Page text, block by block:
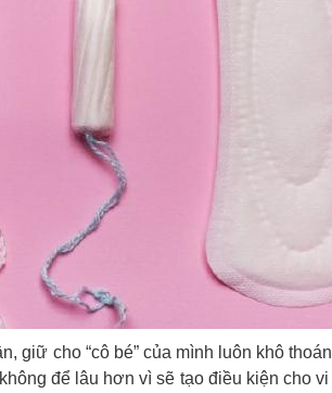
giữ cho “cô bé” của mình luôn khô
để lâu hơn vì sẽ tạo điều kiện cho